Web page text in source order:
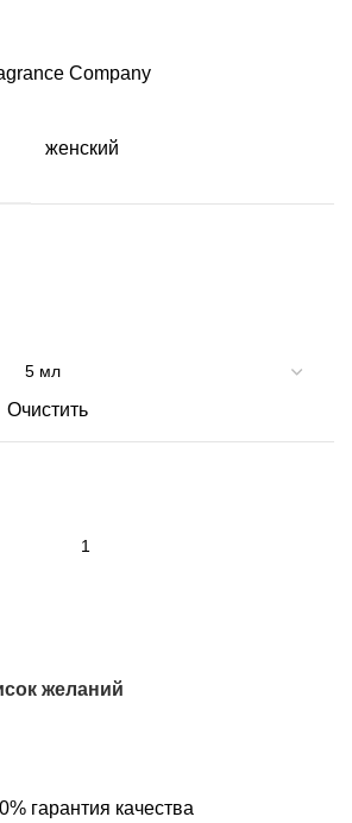
женский
Очистить
желаний
гарантия качества